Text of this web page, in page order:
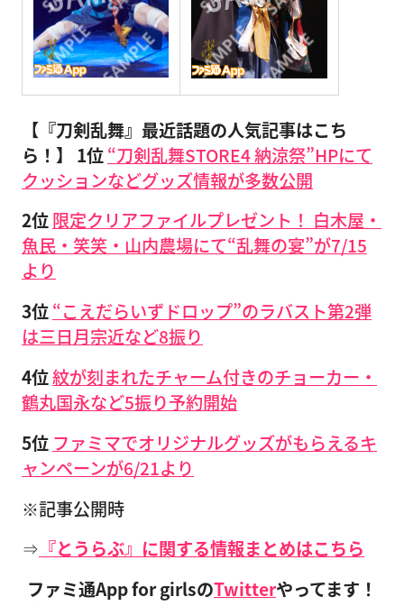
【『刀剣乱舞』最近話題の人気記事はこち
ら！】
1位“刀剣乱舞STORE4 納涼祭”HPにて
クッションなどグッズ情報が多数公開
2位限定クリアファイルプレゼント！ 白木屋・
魚民・笑笑・山内農場にて“乱舞の宴”が7/15
より
3位“こえだらいずドロップ”のラバスト第2弾
は三日月宗近など8振り
4位紋が刻まれたチャーム付きのチョーカー・
鶴丸国永など5振り予約開始
5位 ファミマでオリジナルグッズがもらえるキ
ャンペーンが6/21より
※記事公開時
⇒ 『とうらぶ』に関する情報まとめはこちら
ファミ通App for girlsのTwitterやってます！